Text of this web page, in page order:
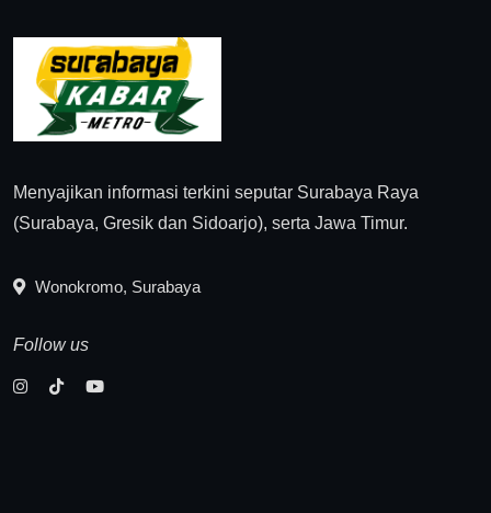
Menyajikan informasi terkini seputar Surabaya Raya
(Surabaya, Gresik dan Sidoarjo), serta Jawa Timur.
Wonokromo, Surabaya
Follow us